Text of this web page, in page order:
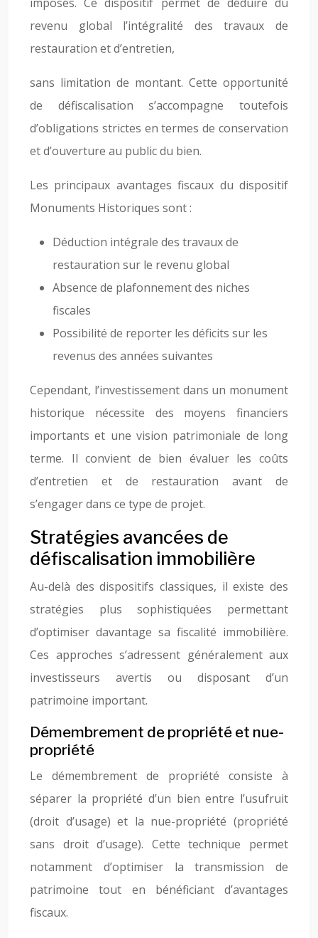
revenu global l’intégralité des travaux de
restauration et d’entretien,
sans limitation de montant. Cette opportunité
de défiscalisation s’accompagne toutefois
d’obligations strictes en termes de conservation
et d’ouverture au public du bien.
Les principaux avantages fiscaux du dispositif
Monuments Historiques sont :
Déduction intégrale des travaux de
restauration sur le revenu global
Absence de plafonnement des niches
fiscales
Possibilité de reporter les déficits sur les
revenus des années suivantes
Cependant, l’investissement dans un monument
historique nécessite des moyens financiers
importants et une vision patrimoniale de long
terme. Il convient de bien évaluer les coûts
d’entretien et de restauration avant de
s’engager dans ce type de projet.
Stratégies avancées de
défiscalisation immobilière
Au-delà des dispositifs classiques, il existe des
stratégies plus sophistiquées permettant
d’optimiser davantage sa fiscalité immobilière.
Ces approches s’adressent généralement aux
investisseurs avertis ou disposant d’un
patrimoine important.
Démembrement de propriété et nue-
propriété
Le démembrement de propriété consiste à
séparer la propriété d’un bien entre l’usufruit
(droit d’usage) et la nue-propriété (propriété
sans droit d’usage). Cette technique permet
notamment d’optimiser la transmission de
patrimoine tout en bénéficiant d’avantages
fiscaux.